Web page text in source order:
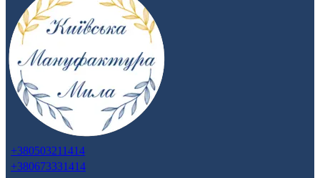
Закладки (0)
Порівняння товарів (0)
Зв'язатися з нами
Авторизація
Реєстрація
+380503211414
+380673331414